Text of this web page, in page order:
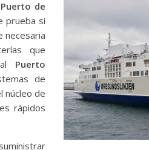
Puerto de
prueba si
necesaria
que
Puerto
de
núcleo de
rápidos